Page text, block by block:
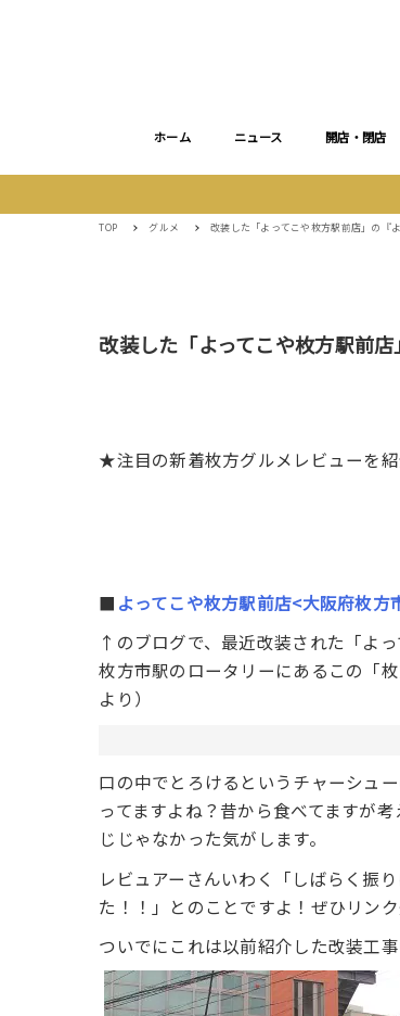
ホーム ニュース 開店・閉店
TOP グルメ 改装した「よってこや枚方駅前店」の『
改装した「よってこや枚方駅前
★注目の新着枚方グルメレビューを紹
■ よってこや枚方駅前店<大阪府枚方
↑のブログで、最近改装された「よ
枚方市駅のロータリーにあるこの「
より）
口の中でとろけるというチャーシュ
ってますよね？昔から食べてますが
じじゃなかった気がします。
レビュアーさんいわく「しばらく振
た！！」とのことですよ！ぜひリン
ついでにこれは以前紹介した改装工事